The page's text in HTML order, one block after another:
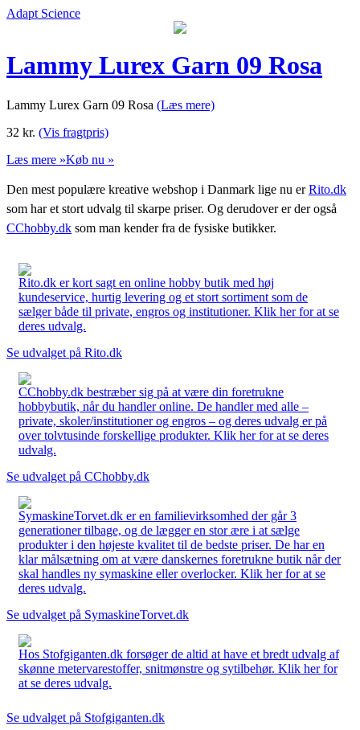
Adapt Science
Lammy Lurex Garn 09 Rosa
Lammy Lurex Garn 09 Rosa (Læs mere)
32 kr. (Vis fragtpris)
Læs mere »Køb nu »
Den mest populære kreative webshop i Danmark lige nu erRito.dk
som har et stort udvalg til skarpe priser. Og derudover er der også
CChobby.dk som man kender fra de fysiske butikker.
Rito.dk er kort sagt en online hobby butik med høj
kundeservice, hurtig levering og et stort sortiment som de
sælger både til private, engros og institutioner. Klik her for at se
deres udvalg.
Se udvalget på Rito.dk
CChobby.dk bestræber sig på at være din foretrukne
hobbybutik, når du handler online. De handler med alle –
private, skoler/institutioner og engros – og deres udvalg er på
over tolvtusinde forskellige produkter. Klik her for at se deres
udvalg.
Se udvalget på CChobby.dk
SymaskineTorvet.dk er en familievirksomhed der går 3
generationer tilbage, og de lægger en stor ære i at sælge
produkter i den højeste kvalitet til de bedste priser. De har en
klar målsætning om at være danskernes foretrukne butik når der
skal handles ny symaskine eller overlocker. Klik her for at se
deres udvalg.
Se udvalget på SymaskineTorvet.dk
Hos Stofgiganten.dk forsøger de altid at have et bredt udvalg af
skønne metervarestoffer, snitmønstre og sytilbehør. Klik her for
at se deres udvalg.
Se udvalget på Stofgiganten.dk